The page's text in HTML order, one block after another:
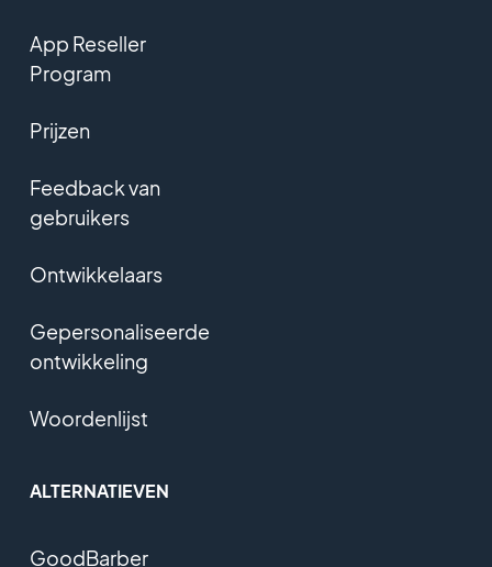
App Reseller
Program
Prijzen
Feedback van
gebruikers
Ontwikkelaars
Gepersonaliseerde
ontwikkeling
Woordenlijst
ALTERNATIEVEN
GoodBarber